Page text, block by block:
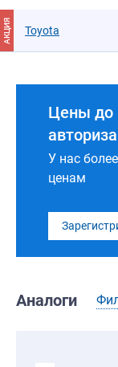
АКЦИЯ Toyota
Цены до
У нас
ценам
Аналоги